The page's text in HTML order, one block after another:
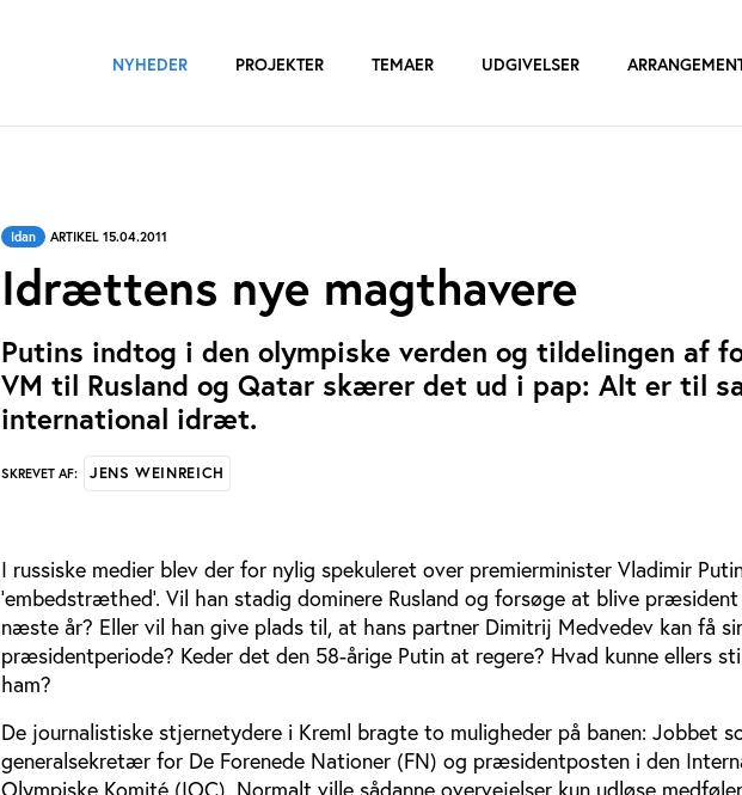
NYHEDER PROJEKTER TEMAER UDGIVELSER
Idan ARTIKEL 15.04.2011
Idrættens nye magthavere
Putins indtog i den olympiske verden og tildelingen af
VM til Rusland og Qatar skærer det ud i pap: Alt er til
international idræt.
SKREVET AF: JENS WEINREICH
I russiske medier blev der for nylig spekuleret over premierminister Vladimir
’embedstræthed’. Vil han stadig dominere Rusland og forsøge at blive
næste år? Eller vil han give plads til, at hans partner Dimitrij Medvedev kan få
præsidentperiode? Keder det den 58-årige Putin at regere? Hvad kunne ellers
ham?
De journalistiske stjernetydere i Kreml bragte to muligheder på banen: Jobbet
generalsekretær for De Forenede Nationer (FN) og præsidentposten i den
Olympiske Komité (IOC). Normalt ville sådanne overvejelser kun udløse